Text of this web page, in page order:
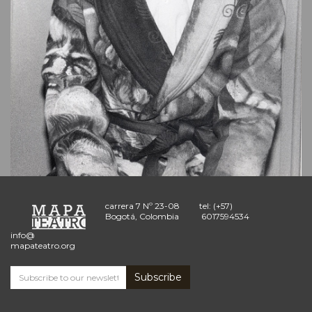
carrera 7 Nº 23-08
Bogotá, Colombia
tel: (+57)
6017594534
info@
mapateatro.org
Subscribe